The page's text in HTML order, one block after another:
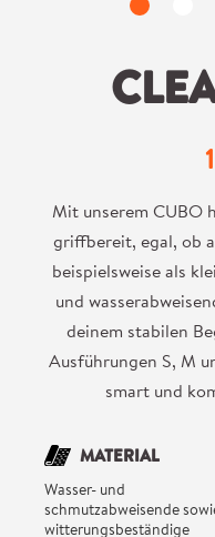
Mit unserem CUBO
griffbereit, egal, ob
beispielsweise als
und
deinem stabilen
Ausführungen S, M
smart und
MATERIAL
Wasser- und
schmutzabweisende
witterungsbeständige